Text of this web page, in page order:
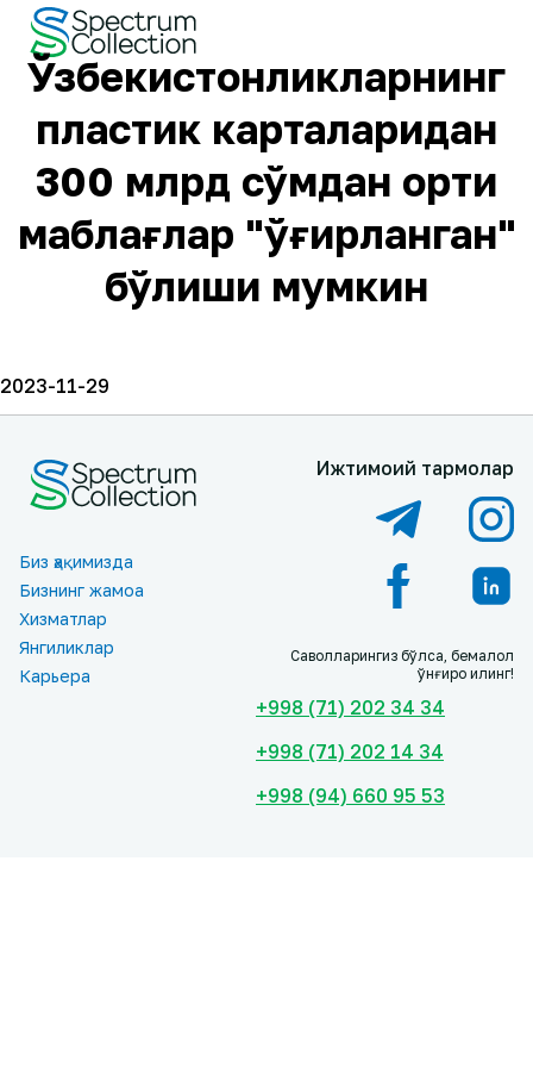
Ўзбекистонликларнинг
пластик карталаридан
300 млрд сўмдан ортиқ
маблағлар "ўғирланган"
бўлиши мумкин
2023-11-29
Биз ҳақимизда
Бизнинг жамоа
Хизматлар
Янгиликлар
Карьера
Ижтимоий тармоқлар
Саволларингиз бўлса, бемалол
қўнғироқ қилинг!
+998 (71) 202 34 34
+998 (71) 202 14 34
+998 (94) 660 95 53